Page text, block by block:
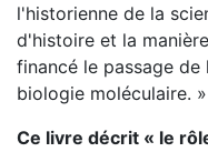
l'historienne de la
d'histoire et la
financé le passage
biologie moléculaire. »
Ce livre décrit « le